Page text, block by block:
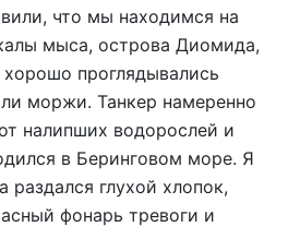
что мы находимся на
мыса, острова Диомида,
проглядывались
моржи. Танкер намеренно
налипших водорослей и
в Беринговом море. Я
глухой хлопок,
фонарь тревоги и